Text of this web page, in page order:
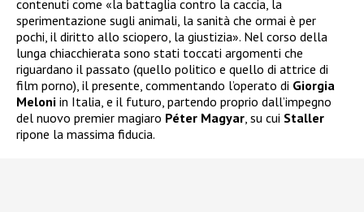
contenuti come «la battaglia contro la caccia, la
sperimentazione sugli animali, la sanità che ormai è per
pochi, il diritto allo sciopero, la giustizia». Nel corso della
lunga chiacchierata sono stati toccati argomenti che
riguardano il passato (quello politico e quello di attrice di
film porno), il presente, commentando l’operato di Giorgia
Meloni in Italia, e il futuro, partendo proprio dall’impegno
del nuovo premier magiaro Péter Magyar, su cui Staller
ripone la massima fiducia.